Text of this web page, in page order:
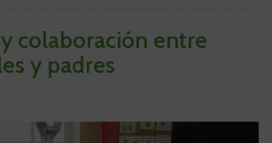
colaboración entre
y padres